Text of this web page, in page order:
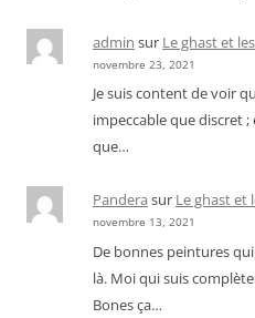
admin sur Le ghast et
novembre 23, 2021
Je suis content de voir
impeccable que discret
que…
Pandera sur Le ghast et
novembre 13, 2021
De bonnes peintures
là. Moi qui suis
Bones ça…